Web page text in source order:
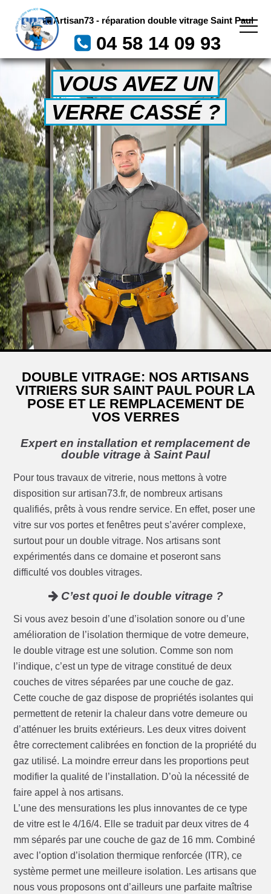
Artisan73 - réparation double vitrage Saint Paul
04 58 14 09 93
VOUS AVEZ UN
VERRE CASSÉ ?
DOUBLE VITRAGE: NOS ARTISANS
VITRIERS SUR SAINT PAUL POUR LA
POSE ET LE REMPLACEMENT DE
VOS VERRES
Expert en installation et remplacement de
double vitrage à Saint Paul
Pour tous travaux de vitrerie, nous mettons à votre
disposition sur artisan73.fr, de nombreux artisans
qualifiés, prêts à vous rendre service. En effet, poser une
vitre sur vos portes et fenêtres peut s’avérer complexe,
surtout pour un double vitrage. Nos artisans sont
expérimentés dans ce domaine et poseront sans
difficulté vos doubles vitrages.
C’est quoi le double vitrage ?
Si vous avez besoin d’une d’isolation sonore ou d’une
amélioration de l’isolation thermique de votre demeure,
le double vitrage est une solution. Comme son nom
l’indique, c’est un type de vitrage constitué de deux
couches de vitres séparées par une couche de gaz.
Cette couche de gaz dispose de propriétés isolantes qui
permettent de retenir la chaleur dans votre demeure ou
d’atténuer les bruits extérieurs. Les deux vitres doivent
être correctement calibrées en fonction de la propriété du
gaz utilisé. La moindre erreur dans les proportions peut
modifier la qualité de l’installation. D’où la nécessité de
faire appel à nos artisans.
L’une des mensurations les plus innovantes de ce type
de vitre est le 4/16/4. Elle se traduit par deux vitres de 4
mm séparés par une couche de gaz de 16 mm. Combiné
avec l’option d’isolation thermique renforcée (ITR), ce
système permet une meilleure isolation. Les artisans que
nous vous proposons ont d’ailleurs une parfaite maîtrise